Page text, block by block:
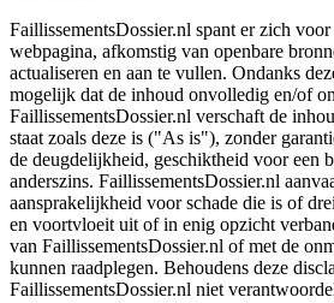
FaillissementsDossier.nl spant er zich
webpagina, afkomstig van openbare
actualiseren en aan te vullen. Ondanks
mogelijk dat de inhoud onvolledig en/of
FaillissementsDossier.nl verschaft de
staat zoals deze is ("As is"), zonder
de deugdelijkheid, geschiktheid voor een
anderszins. FaillissementsDossier.nl
aansprakelijkheid voor schade die is of
en voortvloeit uit of in enig opzicht
van FaillissementsDossier.nl of met de
kunnen raadplegen. Behoudens deze
FaillissementsDossier.nl niet